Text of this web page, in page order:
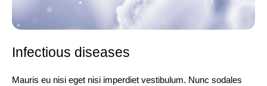
Infectious diseases
Mauris eu nisi eget nisi imperdiet vestibulum. Nunc sodales